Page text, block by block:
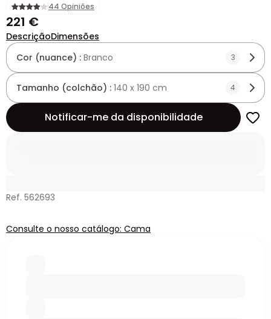
44 Opiniões
221 €
DescriçãoDimensões
Cor (nuance) : Branco 3
Tamanho (colchão) : 140 x 190 cm 4
Notificar-me da disponibilidade
Ref. 562693
Consulte o nosso catálogo: Cama